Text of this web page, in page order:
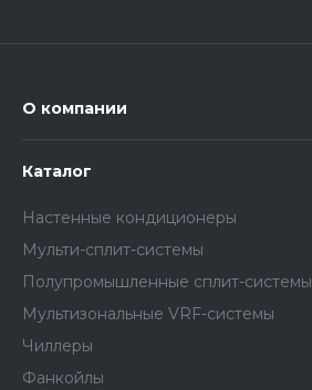
О компании
Каталог
Настенные кондиционеры
Мульти-сплит-системы
Полупромышленные сплит-системы
Мультизональные VRF-системы
Чиллеры
Фанкойлы